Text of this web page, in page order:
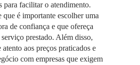
para facilitar o atendimento.
que é importante escolher uma
de confiança e que ofereça
prestado. Além disso,
atento aos preços praticados e
com empresas que exigem